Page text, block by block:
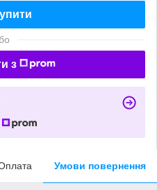
з
Умови повернення